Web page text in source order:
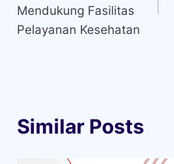
Mendukung Fasilitas
Pelayanan Kesehatan
Similar Posts